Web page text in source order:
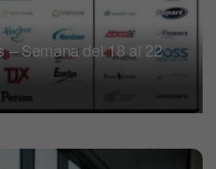
– Semana del 18 al 22